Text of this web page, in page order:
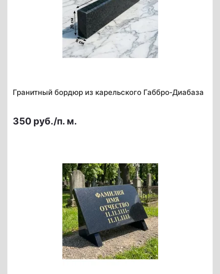
Гранитный бордюр из карельского Габбро‑Диабаза
350 руб./п. м.